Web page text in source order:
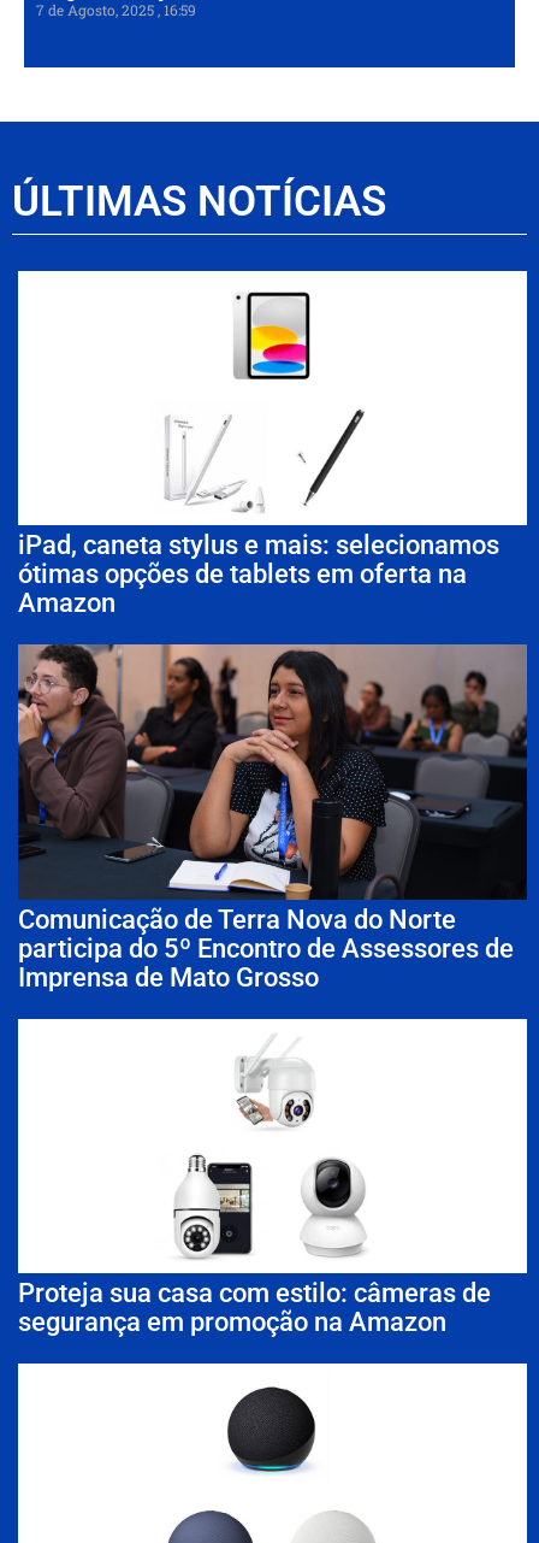
7 de Agosto, 2025 16:59
ÚLTIMAS NOTÍCIAS
iPad, caneta stylus e mais: selecionamos
ótimas opções de tablets em oferta na
Amazon
Comunicação de Terra Nova do Norte
participa do 5º Encontro de Assessores de
Imprensa de Mato Grosso
Proteja sua casa com estilo: câmeras de
segurança em promoção na Amazon